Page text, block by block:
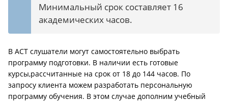
Минимальный срок составляет 16
академических часов.
В АСТ слушатели могут самостоятельно выбрать
программу подготовки. В наличии есть готовые
курсы,рассчитанные на срок от 18 до 144 часов. По
запросу клиента можем разработать персональную
программу обучения. В этом случае дополним учебный